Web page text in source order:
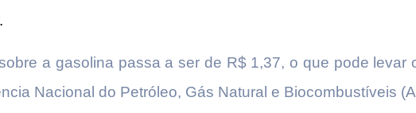
a gasolina passa a ser de R$ 1,37, o que pode levar
Nacional do Petróleo, Gás Natural e Biocombustíveis